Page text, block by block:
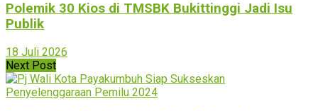
Polemik 30 Kios di TMSBK Bukittinggi Jadi Isu
Publik
18 Juli 2026
Next Post